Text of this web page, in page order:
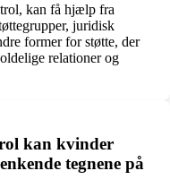
kan få hjælp fra
juridisk
former for støtte, der
relationer og
kan kvinder
tegnene på